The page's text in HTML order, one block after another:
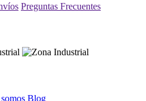
Preguntas Frecuentes
Blog